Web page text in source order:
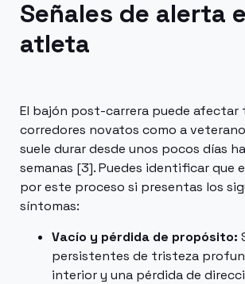
Señales de alerta
atleta
El bajón post-carrera puede afectar
corredores novatos como a
suele durar desde unos pocos días
semanas [3]. Puedes identificar que
por este proceso si presentas los
síntomas:
Vacío y pérdida de propósito:
persistentes de tristeza
interior y una pérdida de